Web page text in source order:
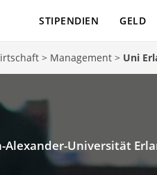
STIPENDIEN GELD
> Management > Uni
Alexander-Universität